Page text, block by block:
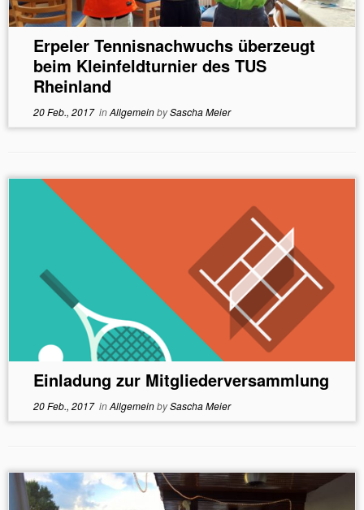
Erpeler Tennisnachwuchs überzeugt
beim Kleinfeldturnier des TUS
Rheinland
20 Feb., 2017inAllgemeinbySascha Meier
Einladung zur Mitgliederversammlung
20 Feb., 2017inAllgemeinbySascha Meier